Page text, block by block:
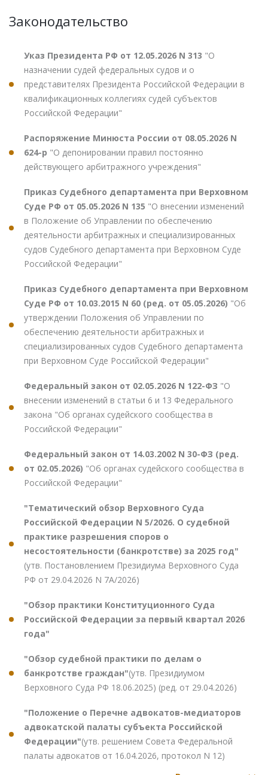
Законодательство
Указ Президента РФ от 12.05.2026 N 313 "О
назначении судей федеральных судов и о
представителях Президента Российской Федерации в
квалификационных коллегиях судей субъектов
Российской Федерации"
Распоряжение Минюста России от 08.05.2026 N
624-р "О депонировании правил постоянно
действующего арбитражного учреждения"
Приказ Судебного департамента при Верховном
Суде РФ от 05.05.2026 N 135 "О внесении изменений
в Положение об Управлении по обеспечению
деятельности арбитражных и специализированных
судов Судебного департамента при Верховном Суде
Российской Федерации"
Приказ Судебного департамента при Верховном
Суде РФ от 10.03.2015 N 60 (ред. от 05.05.2026) "Об
утверждении Положения об Управлении по
обеспечению деятельности арбитражных и
специализированных судов Судебного департамента
при Верховном Суде Российской Федерации"
Федеральный закон от 02.05.2026 N 122-ФЗ "О
внесении изменений в статьи 6 и 13 Федерального
закона "Об органах судейского сообщества в
Российской Федерации"
Федеральный закон от 14.03.2002 N 30-ФЗ (ред.
от 02.05.2026) "Об органах судейского сообщества в
Российской Федерации"
"Тематический обзор Верховного Суда
Российской Федерации N 5/2026. О судебной
практике разрешения споров о
несостоятельности (банкротстве) за 2025 год"
(утв. Постановлением Президиума Верховного Суда
РФ от 29.04.2026 N 7А/2026)
"Обзор практики Конституционного Суда
Российской Федерации за первый квартал 2026
года"
"Обзор судебной практики по делам о
банкротстве граждан"(утв. Президиумом
Верховного Суда РФ 18.06.2025) (ред. от 29.04.2026)
"Положение о Перечне адвокатов-медиаторов
адвокатской палаты субъекта Российской
Федерации"(утв. решением Совета Федеральной
палаты адвокатов от 16.04.2026, протокол N 12)